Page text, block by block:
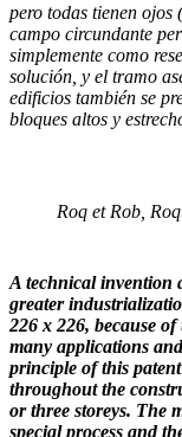
pero todas tienen
campo circundante
simplemente como
solución, y el tramo
edificios también se
bloques altos y
Roq et Rob,
A technical invention
greater
226 x 226, because
many applica­tions
principle of this
throughout the
or three storeys. The
special process and